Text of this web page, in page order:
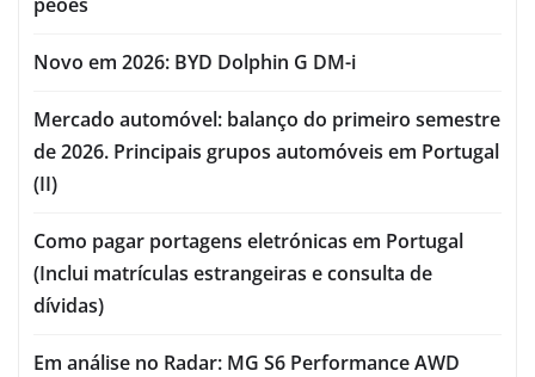
Novo em 2026: BYD Dolphin G DM-i
Mercado automóvel: balanço do primeiro semestre
de 2026. Principais grupos automóveis em Portugal
(II)
Como pagar portagens eletrónicas em Portugal
(Inclui matrículas estrangeiras e consulta de
dívidas)
Em análise no Radar: MG S6 Performance AWD